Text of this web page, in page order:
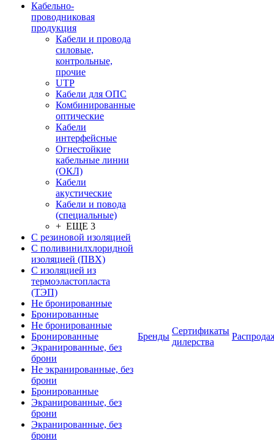
Кабельно-
проводниковая
продукция
Кабели и провода
силовые,
контрольные,
прочие
UTP
Кабели для ОПС
Комбинированные
оптические
Кабели
интерфейсные
Огнестойкие
кабельные линии
(ОКЛ)
Кабели
акустические
Кабели и повода
(специальные)
+ ЕЩЕ 3
С резиновой изоляцией
С поливинилхлоридной
изоляцией (ПВХ)
С изоляцией из
термоэластопласта
(ТЭП)
Не бронированные
Бронированные
Не бронированные
Бронированные
Экранированные, без
брони
Не экранированные, без
брони
Бронированные
Экранированные, без
брони
Экранированные, без
брони
Бренды
Сертификаты
дилерства